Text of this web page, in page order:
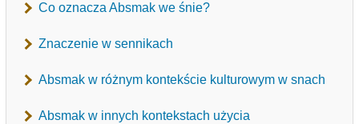
Co oznacza Absmak we śnie?
Znaczenie w sennikach
Absmak w różnym kontekście kulturowym w snach
Absmak w innych kontekstach użycia